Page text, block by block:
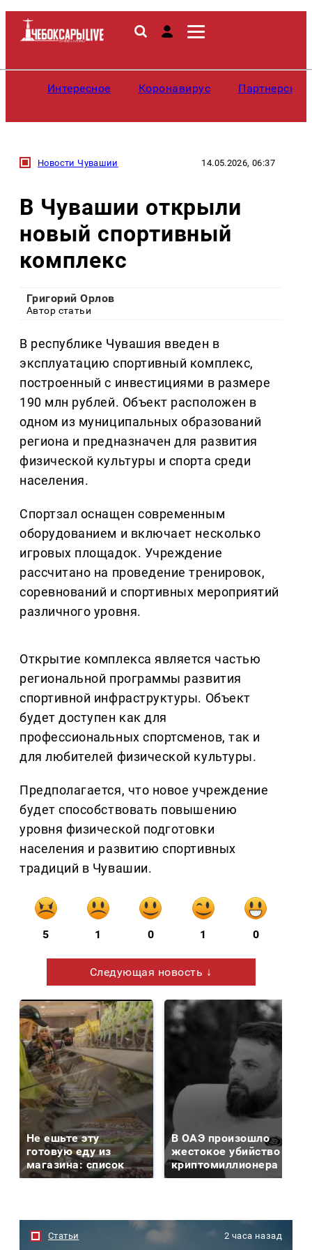
Интересное Коронавирус
Новости Чувашии 14.05.2026, 06:37
В Чувашии открыли
новый спортивный
комплекс
Григорий Орлов
Автор статьи
В республике Чувашия введен в
эксплуатацию спортивный комплекс,
построенный с инвестициями в размере
190 млн рублей. Объект расположен в
одном из муниципальных образований
региона и предназначен для развития
физической культуры и спорта среди
населения.
Спортзал оснащен современным
оборудованием и включает несколько
игровых площадок. Учреждение
рассчитано на проведение тренировок,
соревнований и спортивных мероприятий
различного уровня.
Открытие комплекса является частью
региональной программы развития
спортивной инфраструктуры. Объект
будет доступен как для
профессиональных спортсменов, так и
для любителей физической культуры.
Предполагается, что новое учреждение
будет способствовать повышению
уровня физической подготовки
населения и развитию спортивных
традиций в Чувашии.
5 1 0 1 0
Следующая новость ↓
Не ешьте эту
готовую еду из
магазина: список
В ОАЭ произошло
жестокое убийство
криптомиллионера
Статьи 2 часа назад